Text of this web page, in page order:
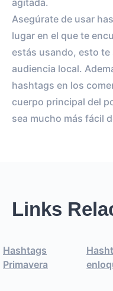
agitada.
Asegúrate de usar
lugar en el que te
estás usando, esto te
audiencia local.
hashtags en los
cuerpo principal del
sea mucho más fácil
Links
Hashtags
Primavera